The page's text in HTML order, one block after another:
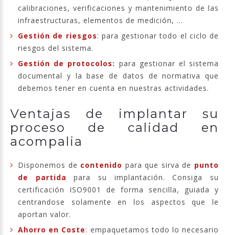
calibraciones, verificaciones y mantenimiento de las
infraestructuras, elementos de medición, ...
Gestión de riesgos: para gestionar todo el ciclo de
riesgos del sistema.
Gestión de protocolos: para gestionar el sistema
documental y la base de datos de normativa que
debemos tener en cuenta en nuestras actividades.
Ventajas de implantar su
proceso de calidad en
acompalia
Disponemos de contenido para que sirva de punto
de partidapara su implantación. Consiga su
certificación ISO9001 de forma sencilla, guiada y
centrandose solamente en los aspectos que le
aportan valor.
Ahorro en Coste: empaquetamos todo lo necesario